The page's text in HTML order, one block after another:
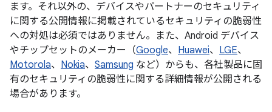
ます。それ以外の、デバイスやパートナーのセキュリティ
に関する公開情報に掲載されているセキュリティの脆弱性
への対処は必須ではありません。また、Android デバイス
やチップセットのメーカー（Google、 Huawei、 LGE、
Motorola、 Nokia、 Samsung など）からも、各社製品に固
有のセキュリティの脆弱性に関する詳細情報が公開される
場合があります。